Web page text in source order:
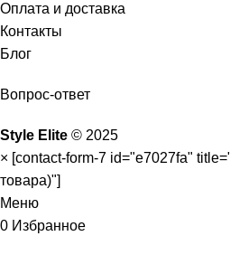
Оплата и доставка
Контакты
Блог
Вопрос-ответ
Style Elite © 2025
× [contact-form-7 id="e7027fa"
товара)"]
Меню
0 Избранное